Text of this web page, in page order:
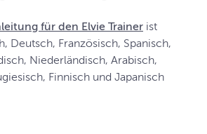
für den Elvie Trainer ist
Deutsch, Französisch, Spanisch,
Niederländisch, Arabisch,
Finnisch und Japanisch